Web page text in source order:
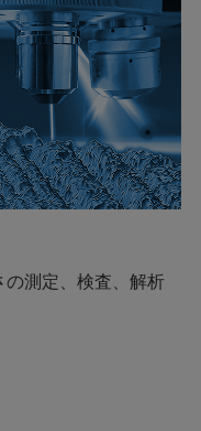
測定、検査、解析